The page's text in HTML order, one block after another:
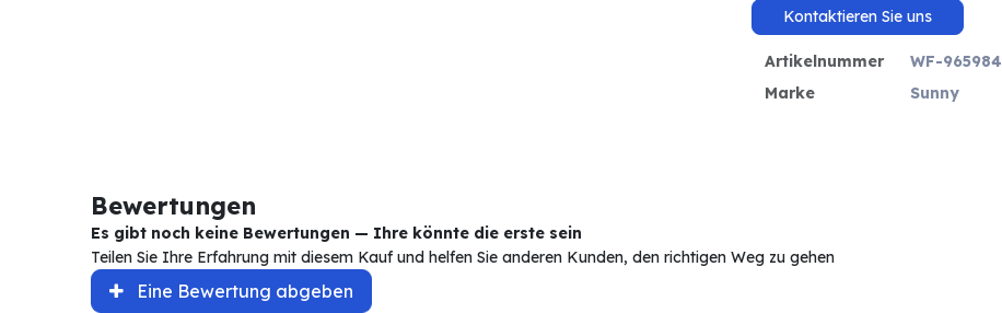
Kontaktieren Sie uns
Artikelnummer
WF-965984
Marke
Sunny
Bewertungen
Es gibt noch keine Bewertungen — Ihre könnte die erste sein
Teilen Sie Ihre Erfahrung mit diesem Kauf und helfen Sie anderen Kunden, den richtigen Weg zu gehen
Eine Bewertung abgeben